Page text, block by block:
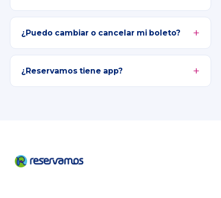
¿Puedo cambiar o cancelar mi boleto?
¿Reservamos tiene app?